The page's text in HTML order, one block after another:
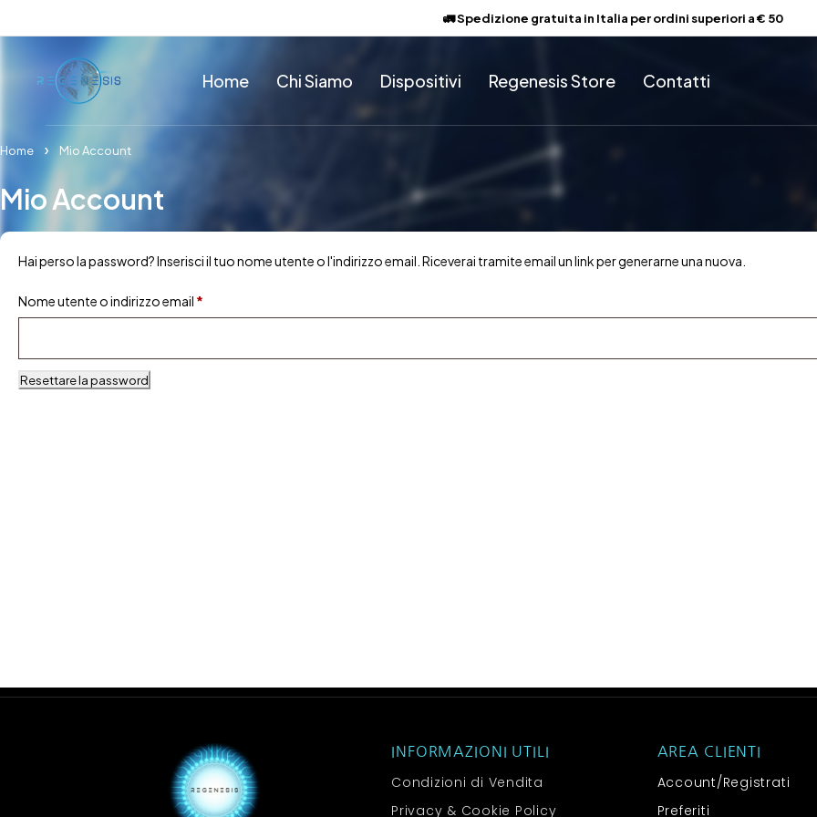
🚛 Spedizione gratuita in Italia per ordini superiori a € 50
Home Chi Siamo Dispositivi Regenesis Store Contatti
Home Mio Account
Mio Account
Hai perso la password? Inserisci il tuo nome utente o l'indirizzo email. Riceverai tramite email un link per generarne una nuova.
Nome utente o indirizzo email *
Resettare la password
INFORMAZIONI UTILI
Condizioni di Vendita
Privacy & Cookie Policy
AREA CLIENTI
Account/Registrati
Preferiti